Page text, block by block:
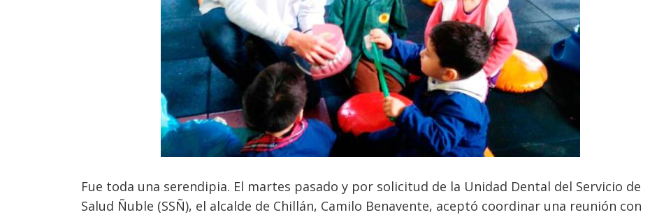
Fue toda una serendipia. El martes pasado y por solicitud de la Unidad Dental del Servicio de
Salud Ñuble (SSÑ), el alcalde de Chillán, Camilo Benavente, aceptó coordinar una reunión con